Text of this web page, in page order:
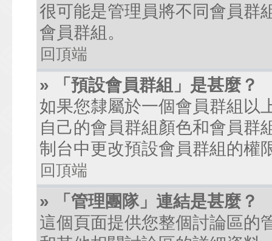
很可能是管理員將不同會員群
會員群組。
回頂端
» 「預設會員群組」是甚麼？
如果您隸屬於一個會員群組以
自己的會員群組顏色和會員群
制台中更改預設會員群組的權
回頂端
» 「管理團隊」連結是甚麼？
這個頁面提供您整個討論區的